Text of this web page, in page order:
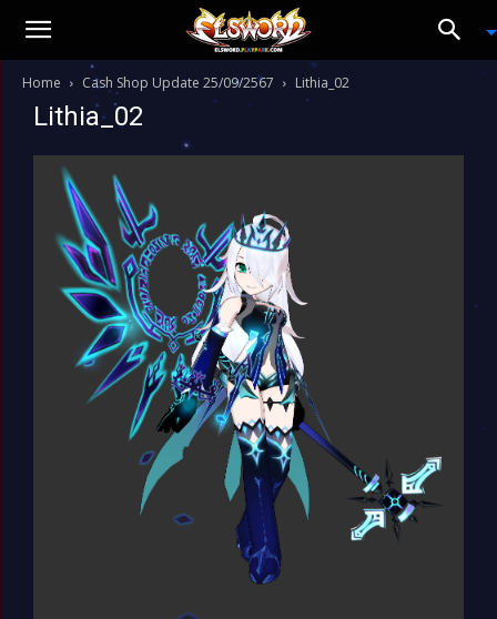
Home Cash Shop Update 25/09/2567 Lithia_02
Lithia_02